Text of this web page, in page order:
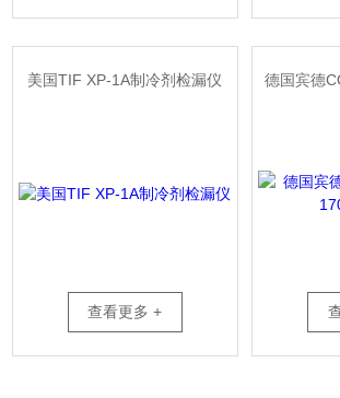
美国TIF XP-1A制冷剂检漏仪
查看更多 +